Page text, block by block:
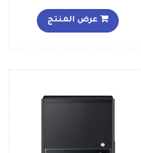
ويدعم تقنية 4G بلون برونزي
ميستيك إصدار عالمي
عرض المنتج